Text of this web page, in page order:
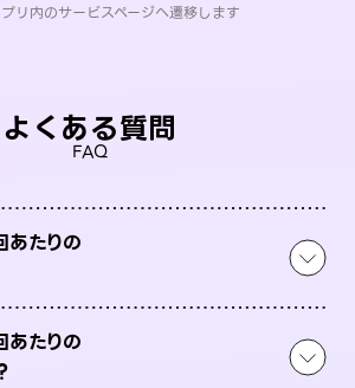
リ内のサービスページへ遷移します
よくある質問
FAQ
あたりの
あたりの